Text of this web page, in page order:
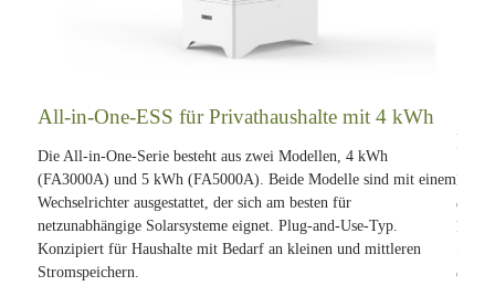
All-in-One-ESS für Privathaushalte mit 4 kWh
Die All-in-One-Serie besteht aus zwei Modellen, 4 kWh
(FA3000A) und 5 kWh (FA5000A). Beide Modelle sind mit einem
Wechselrichter ausgestattet, der sich am besten für
netzunabhängige Solarsysteme eignet. Plug-and-Use-Typ.
Konzipiert für Haushalte mit Bedarf an kleinen und mittleren
Stromspeichern.
Die
kWh